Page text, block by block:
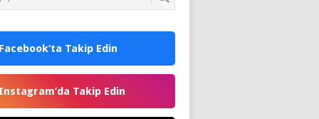
Takip Edin
Takip Edin